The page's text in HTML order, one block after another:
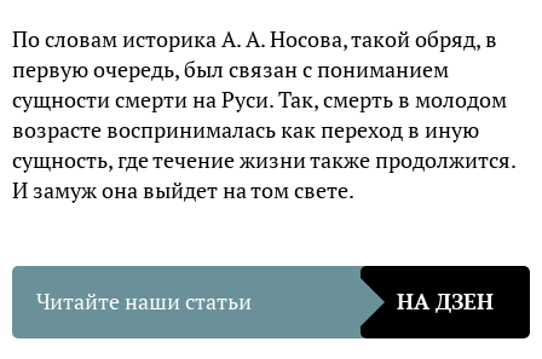
По словам историка А. А. Носова, такой обряд, в
первую очередь, был связан с пониманием
сущности смерти на Руси. Так, смерть в молодом
возрасте воспринималась как переход в иную
сущность, где течение жизни также продолжится.
И замуж она выйдет на том свете.
Читайте наши статьи НА ДЗЕН